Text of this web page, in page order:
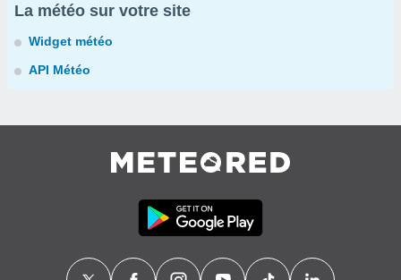
La météo sur votre site
Widget météo
API Météo